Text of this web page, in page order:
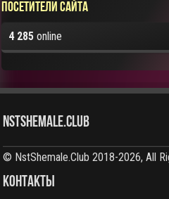
Посетители сайта
4 285 online
NstShemale.Club
© NstShemale.Club 2018-2026, All
КОНТАКТЫ